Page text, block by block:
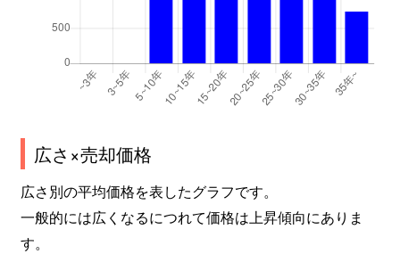
広さ×売却価格
広さ別の平均価格を表したグラフです。
一般的には広くなるにつれて価格は上昇傾向にありま
す。